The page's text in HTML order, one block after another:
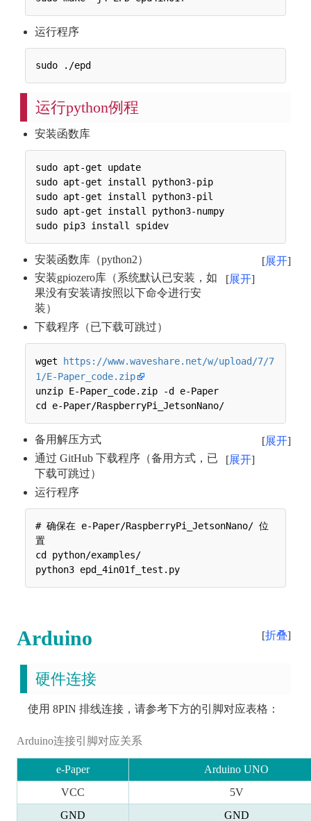
运行程序
运行python例程
安装函数库
sudo apt-get update
sudo apt-get install python3-pip
sudo apt-get install python3-pil
sudo apt-get install python3-numpy
展开
安装函数库（python2）
展开
安装gpiozero库（系统默认已安装，如
果没有安装请按照以下命令进行安
装）
下载程序（已下载可跳过）
wget
https://www.waveshare.net/w/upload/7/7
1/E-Paper_code.zip
unzip E-Paper_code.zip -d e-Paper
展开
备用解压方式
展开
通过 GitHub 下载程序（备用方式，已
下载可跳过）
运行程序
# 确保在 e-Paper/RaspberryPi_JetsonNano/ 位
置
cd python/examples/
折叠
Arduino
硬件连接
使用 8PIN 排线连接，请参考下方的引脚对应表格：
Arduino连接引脚对应关系
e-Paper
Arduino UNO
VCC
5V
GND
GND